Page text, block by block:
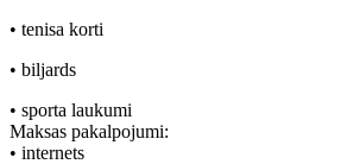
• tenisa korti
• biljards
• sporta laukumi
Maksas pakalpojumi:
• internets